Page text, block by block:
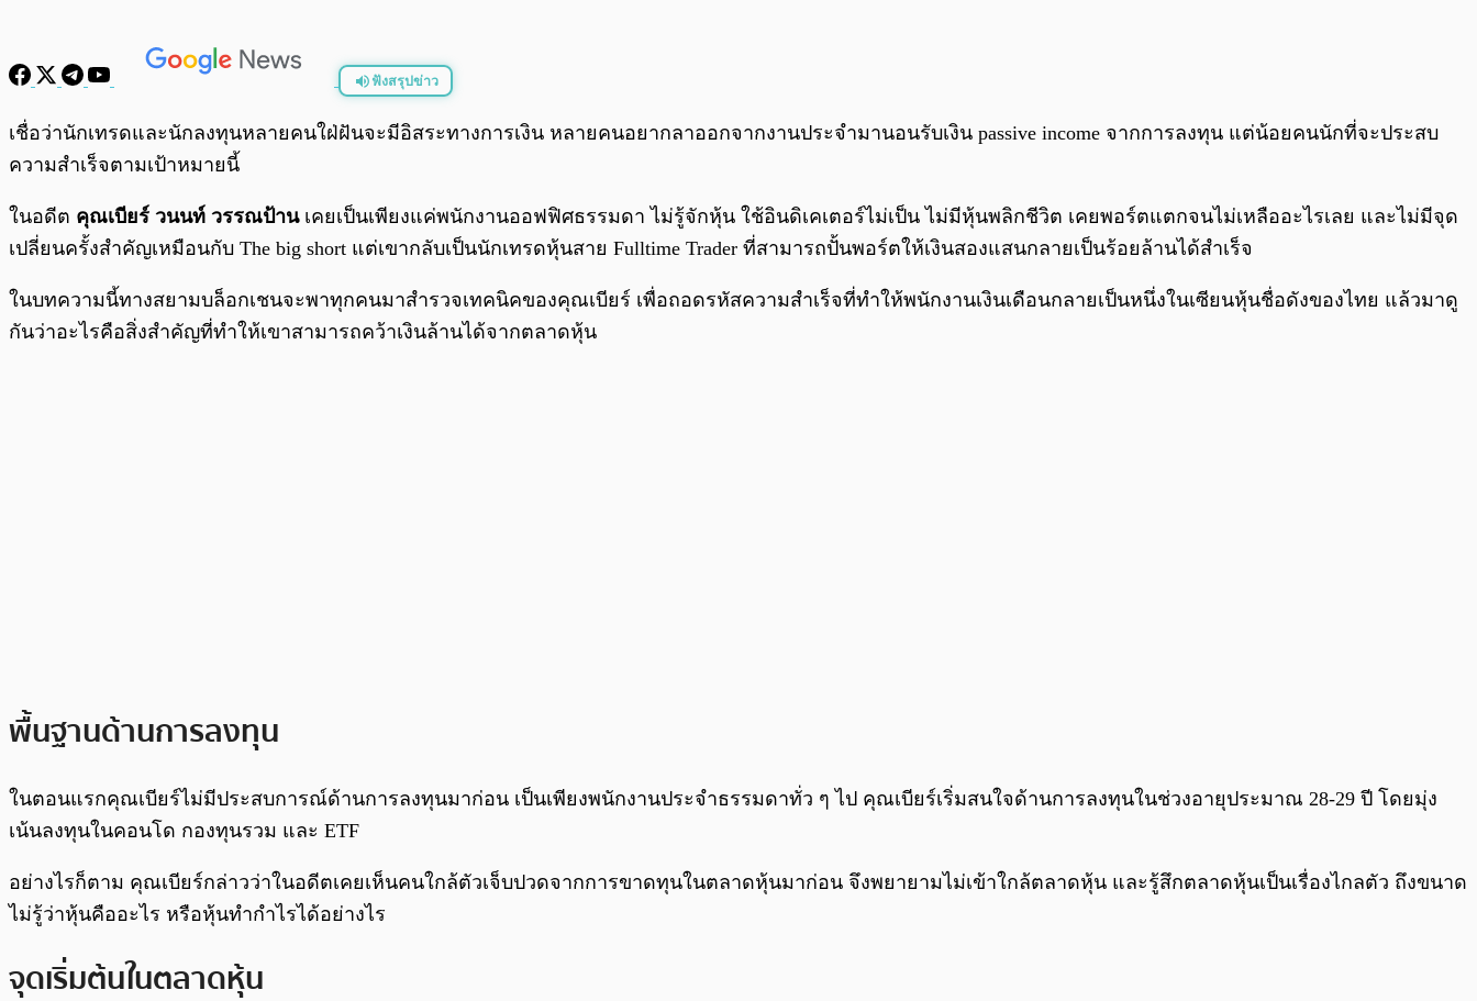
ฟังสรุปข่าว
พร้อมเล่น 0:00 / 0:00
เชื่อว่านักเทรดและนักลงทุนหลายคนใฝ่ฝันจะมีอิสระทางการเงิน หลายคนอยากลาออกจากงานประจำมานอนรับเงิน passive income จากการลงทุน แต่น้อยคนนักที่จะประสบ
ความสำเร็จตามเป้าหมายนี้
ในอดีต คุณเบียร์ วนนท์ วรรณป้านเคยเป็นเพียงแค่พนักงานออฟฟิศธรรมดา ไม่รู้จักหุ้น ใช้อินดิเคเตอร์ไม่เป็น ไม่มีหุ้นพลิกชีวิต เคยพอร์ตแตกจนไม่เหลืออะไรเลย และไม่มีจุด
เปลี่ยนครั้งสำคัญเหมือนกับ The big short แต่เขากลับเป็นนักเทรดหุ้นสาย Fulltime Trader ที่สามารถปั้นพอร์ตให้เงินสองแสนกลายเป็นร้อยล้านได้สำเร็จ
ในบทความนี้ทางสยามบล็อกเชนจะพาทุกคนมาสำรวจเทคนิคของคุณเบียร์ เพื่อถอดรหัสความสำเร็จที่ทำให้พนักงานเงินเดือนกลายเป็นหนึ่งในเซียนหุ้นชื่อดังของไทย แล้วมาดู
กันว่าอะไรคือสิ่งสำคัญที่ทำให้เขาสามารถคว้าเงินล้านได้จากตลาดหุ้น
พื้นฐานด้านการลงทุน
ในตอนแรกคุณเบียร์ไม่มีประสบการณ์ด้านการลงทุนมาก่อน เป็นเพียงพนักงานประจำธรรมดาทั่ว ๆ ไป คุณเบียร์เริ่มสนใจด้านการลงทุนในช่วงอายุประมาณ 28-29 ปี โดยมุ่ง
เน้นลงทุนในคอนโด กองทุนรวม และ ETF
อย่างไรก็ตาม คุณเบียร์กล่าวว่าในอดีตเคยเห็นคนใกล้ตัวเจ็บปวดจากการขาดทุนในตลาดหุ้นมาก่อน จึงพยายามไม่เข้าใกล้ตลาดหุ้น และรู้สึกตลาดหุ้นเป็นเรื่องไกลตัว ถึงขนาด
ไม่รู้ว่าหุ้นคืออะไร หรือหุ้นทำกำไรได้อย่างไร
จุดเริ่มต้นในตลาดหุ้น